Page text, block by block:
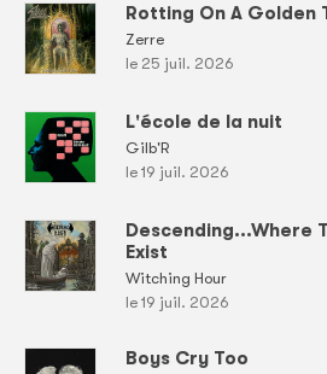
Rotting On A Golden
Zerre
le 25 juil. 2026
L'école de la nuit
Gilb'R
le 19 juil. 2026
Descending...Where
Exist
Witching Hour
le 19 juil. 2026
Boys Cry Too